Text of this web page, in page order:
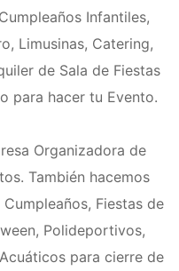
Infantiles,
Limusinas, Catering,
de Sala de Fiestas
para hacer tu Evento.
Organizadora de
También hacemos
Fiestas de
Polideportivos,
para cierre de